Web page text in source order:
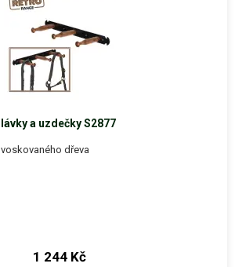
a uzdečky S2877
dřeva
1 244 Kč